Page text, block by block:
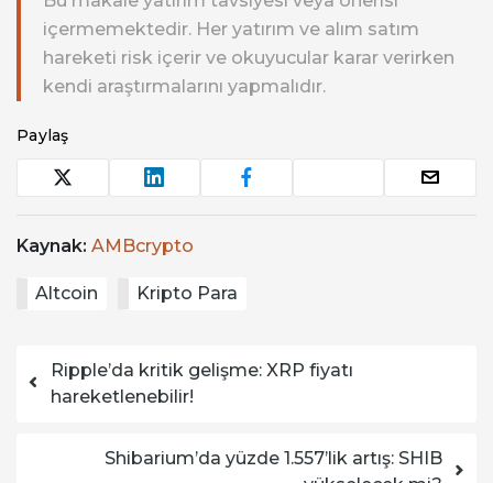
içermemektedir. Her yatırım ve alım satım
hareketi risk içerir ve okuyucular karar verirken
kendi araştırmalarını yapmalıdır.
Paylaş
Kaynak: AMBcrypto
Altcoin Kripto Para
Yazı dolaşımı
Ripple’da kritik gelişme: XRP fiyatı
hareketlenebilir!
Shibarium’da yüzde 1.557’lik artış: SHIB